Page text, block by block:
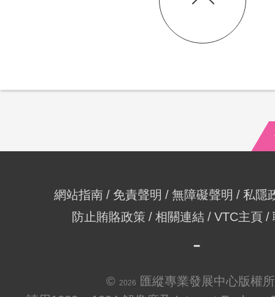
網站指南 免責聲明 無障礙聲明
私隱
防止賄賂政策
相關連結 VTC主頁
© 2026
匯縱專業發展中心版權